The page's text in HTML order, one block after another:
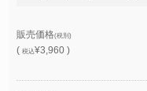
販売価格(税別)
(税込¥3,960 )